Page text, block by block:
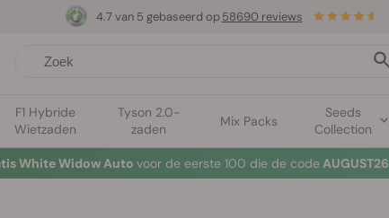
F1 Hybride
Wietzaden
Tyson 2.0-
zaden
Mix Packs
Seeds
Collection
4.7 van 5 gebaseerd op 58690 reviews
White Widow Auto voor de eerste 100 die de code